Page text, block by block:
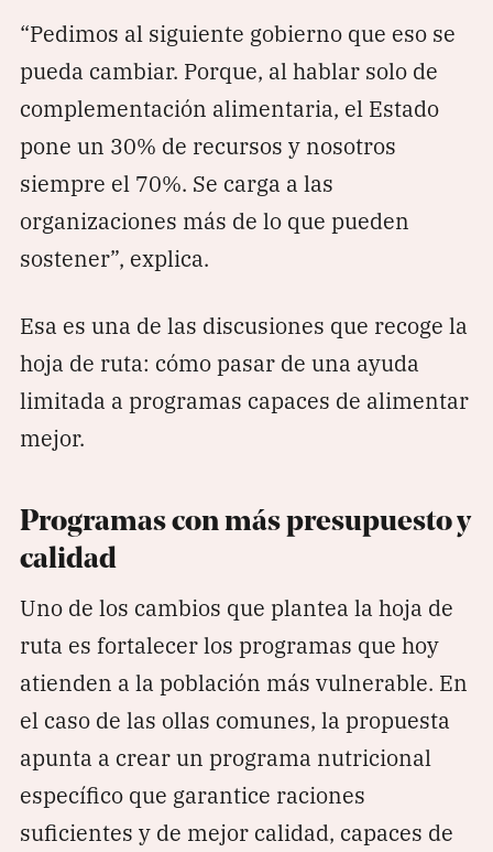
“Pedimos al siguiente gobierno que eso se
pueda cambiar. Porque, al hablar solo de
complementación alimentaria, el Estado
pone un 30% de recursos y nosotros
siempre el 70%. Se carga a las
organizaciones más de lo que pueden
sostener”, explica.
Esa es una de las discusiones que recoge la
hoja de ruta: cómo pasar de una ayuda
limitada a programas capaces de alimentar
mejor.
Programas con más presupuesto y
calidad
Uno de los cambios que plantea la hoja de
ruta es fortalecer los programas que hoy
atienden a la población más vulnerable. En
el caso de las ollas comunes, la propuesta
apunta a crear un programa nutricional
específico que garantice raciones
suficientes y de mejor calidad, capaces de